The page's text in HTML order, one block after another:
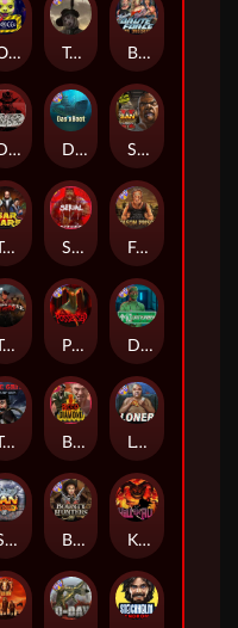
Kill Em All
Blood Diamond
Dead, Dead, or Deader
Tsar Wars
Tombstone Slaughter
San Quentin 2: Death Row
Outsourced Brute Force: Alien Onslaught
Loner
Tombstone RIP
Folsom Prison
Das xBoot
Bounty Hunters xNudge®
San Quentin xWays
Serial
Possessed Disturbed
True Grit Redemption